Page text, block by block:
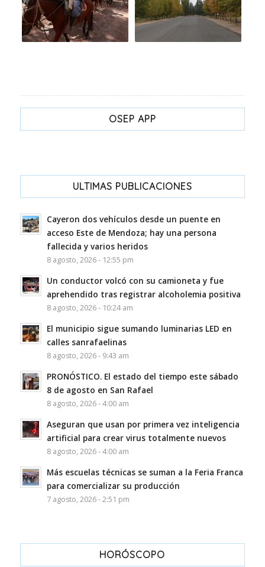
OSEP APP
ULTIMAS PUBLICACIONES
Cayeron dos vehículos desde un puente en
acceso Este de Mendoza; hay una persona
fallecida y varios heridos
8 agosto, 2026 - 12:55 pm
Un conductor volcó con su camioneta y fue
aprehendido tras registrar alcoholemia positiva
8 agosto, 2026 - 10:24 am
El municipio sigue sumando luminarias LED en
calles sanrafaelinas
8 agosto, 2026 - 9:43 am
PRONÓSTICO. El estado del tiempo este sábado
8 de agosto en San Rafael
8 agosto, 2026 - 4:00 am
Aseguran que usan por primera vez inteligencia
artificial para crear virus totalmente nuevos
8 agosto, 2026 - 4:00 am
Más escuelas técnicas se suman a la Feria Franca
para comercializar su producción
7 agosto, 2026 - 2:51 pm
HORÓSCOPO